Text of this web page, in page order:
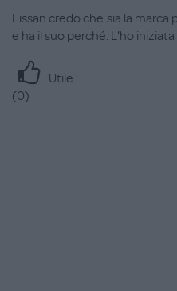
Fissan credo che sia la
e ha il suo perché. L'ho iniziata
Utile
(0)